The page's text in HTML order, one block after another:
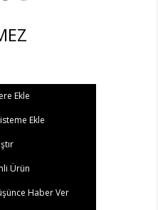
Ekle
Ekle
Ürün
Haber Ver